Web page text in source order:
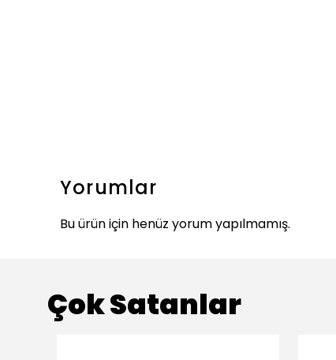
Yorumlar
Bu ürün için henüz yorum yapılmamış.
Çok Satanlar